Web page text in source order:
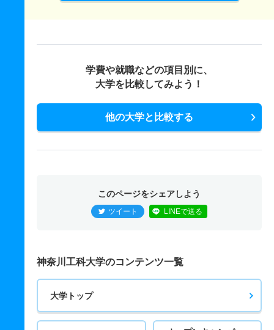
学費や就職などの項目別に、
大学を比較してみよう！
他の大学と比較する
このページをシェアしよう
ツイート LINEで送る
神奈川工科大学のコンテンツ一覧
大学トップ